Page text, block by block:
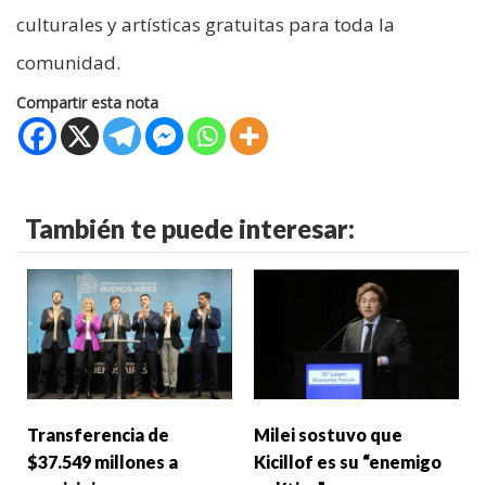
culturales y artísticas gratuitas para toda la
comunidad.
Compartir esta nota
También te puede interesar:
Transferencia de
$37.549 millones a
Milei sostuvo que
Kicillof es su “enemigo